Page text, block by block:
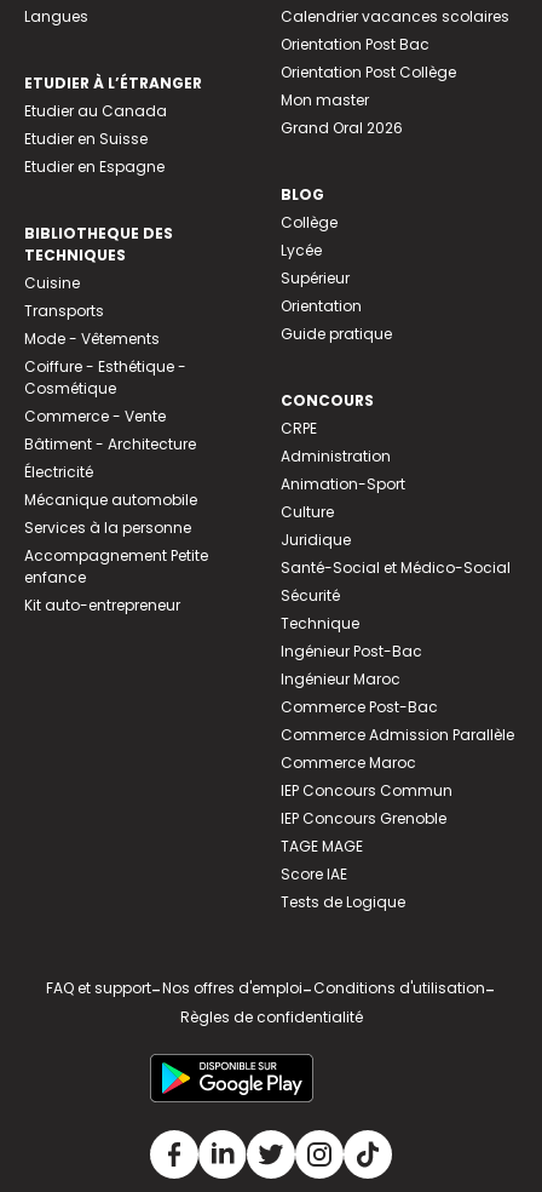
Langues
ETUDIER À L’ÉTRANGER
Etudier au Canada
Etudier en Suisse
Etudier en Espagne
BIBLIOTHEQUE DES
TECHNIQUES
Cuisine
Transports
Mode - Vêtements
Coiffure - Esthétique -
Cosmétique
Commerce - Vente
Bâtiment - Architecture
Électricité
Mécanique automobile
Services à la personne
Accompagnement Petite
enfance
Kit auto-entrepreneur
Calendrier vacances scolaires
Orientation Post Bac
Orientation Post Collège
Mon master
Grand Oral 2026
BLOG
Collège
Lycée
Supérieur
Orientation
Guide pratique
CONCOURS
CRPE
Administration
Animation-Sport
Culture
Juridique
Santé-Social et Médico-Social
Sécurité
Technique
Ingénieur Post-Bac
Ingénieur Maroc
Commerce Post-Bac
Commerce Admission Parallèle
Commerce Maroc
IEP Concours Commun
IEP Concours Grenoble
TAGE MAGE
Score IAE
Tests de Logique
FAQ et support-Nos offres d'emploi-Conditions d'utilisation-
Règles de confidentialité